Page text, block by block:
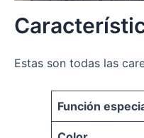
Estas son todas las
Función